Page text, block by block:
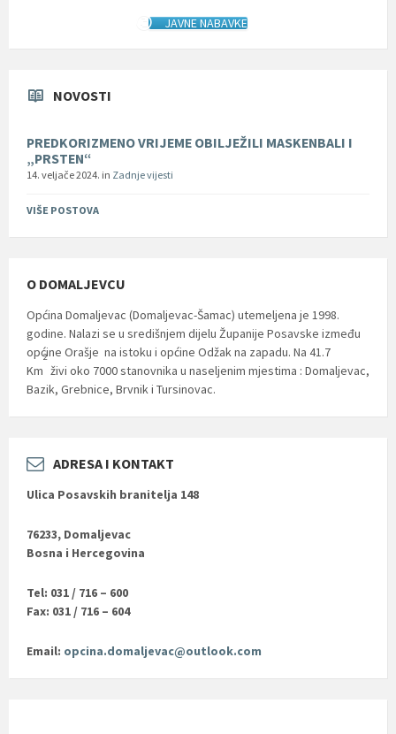
JAVNE NABAVKE
NOVOSTI
PREDKORIZMENO VRIJEME OBILJEŽILI MASKENBALI I
„PRSTEN“
14. veljače 2024. in Zadnje vijesti
VIŠE POSTOVA
O DOMALJEVCU
Općina Domaljevac (Domaljevac-Šamac) utemeljena je 1998.
godine. Nalazi se u središnjem dijelu Županije Posavske između
općine Orašje na istoku i općine Odžak na zapadu. Na 41.7
Km
2
živi oko 7000 stanovnika u naseljenim mjestima : Domaljevac,
Bazik, Grebnice, Brvnik i Tursinovac.
ADRESA I KONTAKT
Ulica Posavskih branitelja 148
76233, Domaljevac
Bosna i Hercegovina
Tel: 031 / 716 – 600
Fax: 031 / 716 – 604
Email: opcina.domaljevac@outlook.com